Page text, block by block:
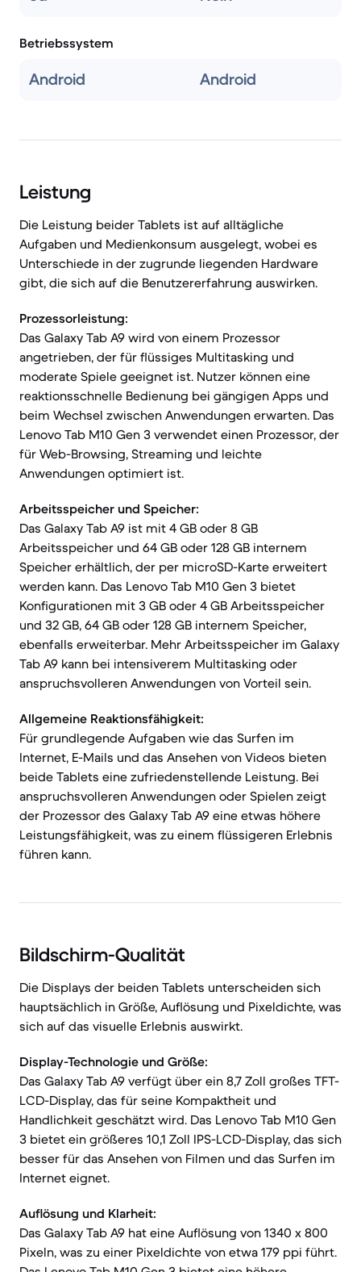
Betriebssystem
Android Android
Leistung
Die Leistung beider Tablets ist auf alltägliche
Aufgaben und Medienkonsum ausgelegt, wobei es
Unterschiede in der zugrunde liegenden Hardware
gibt, die sich auf die Benutzererfahrung auswirken.
Prozessorleistung:
Das Galaxy Tab A9 wird von einem Prozessor
angetrieben, der für flüssiges Multitasking und
moderate Spiele geeignet ist. Nutzer können eine
reaktionsschnelle Bedienung bei gängigen Apps und
beim Wechsel zwischen Anwendungen erwarten. Das
Lenovo Tab M10 Gen 3 verwendet einen Prozessor, der
für Web-Browsing, Streaming und leichte
Anwendungen optimiert ist.
Arbeitsspeicher und Speicher:
Das Galaxy Tab A9 ist mit 4 GB oder 8 GB
Arbeitsspeicher und 64 GB oder 128 GB internem
Speicher erhältlich, der per microSD-Karte erweitert
werden kann. Das Lenovo Tab M10 Gen 3 bietet
Konfigurationen mit 3 GB oder 4 GB Arbeitsspeicher
und 32 GB, 64 GB oder 128 GB internem Speicher,
ebenfalls erweiterbar. Mehr Arbeitsspeicher im Galaxy
Tab A9 kann bei intensiverem Multitasking oder
anspruchsvolleren Anwendungen von Vorteil sein.
Allgemeine Reaktionsfähigkeit:
Für grundlegende Aufgaben wie das Surfen im
Internet, E-Mails und das Ansehen von Videos bieten
beide Tablets eine zufriedenstellende Leistung. Bei
anspruchsvolleren Anwendungen oder Spielen zeigt
der Prozessor des Galaxy Tab A9 eine etwas höhere
Leistungsfähigkeit, was zu einem flüssigeren Erlebnis
führen kann.
Bildschirm-Qualität
Die Displays der beiden Tablets unterscheiden sich
hauptsächlich in Größe, Auflösung und Pixeldichte, was
sich auf das visuelle Erlebnis auswirkt.
Display-Technologie und Größe:
Das Galaxy Tab A9 verfügt über ein 8,7 Zoll großes TFT-
LCD-Display, das für seine Kompaktheit und
Handlichkeit geschätzt wird. Das Lenovo Tab M10 Gen
3 bietet ein größeres 10,1 Zoll IPS-LCD-Display, das sich
besser für das Ansehen von Filmen und das Surfen im
Internet eignet.
Auflösung und Klarheit:
Das Galaxy Tab A9 hat eine Auflösung von 1340 x 800
Pixeln, was zu einer Pixeldichte von etwa 179 ppi führt.